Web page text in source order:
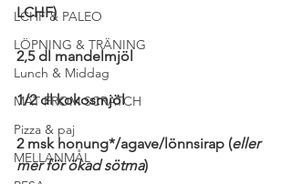
LCHF & PALEO
LÖPNING & TRÄNING
Lunch & Middag
MAT FROM SCRATCH
Pizza & paj
MELLANMÅL
LCHF)
2,5 dl mandelmjöl
1/2 dl kokosmjöl
2 msk honung*/agave/lönnsirap (eller
mer för ökad sötma)